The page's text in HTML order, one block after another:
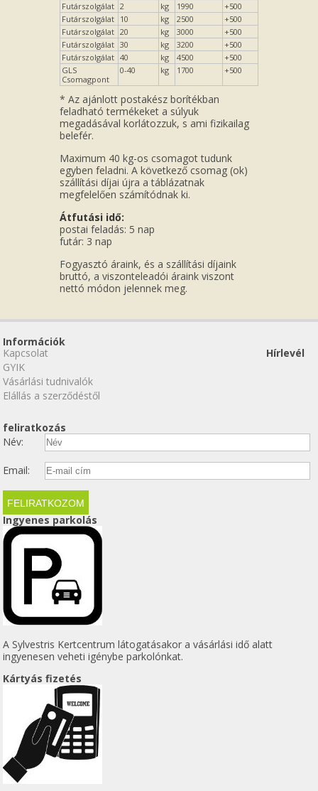
Futárszolgálat 2 kg 1990
+500
Futárszolgálat 10 kg 2500
+500
Futárszolgálat 20 kg 3000
+500
Futárszolgálat 30 kg 3200
+500
Futárszolgálat 40 kg 4500
+500
GLS
Csomagpont
0-40 kg 1700 +500
* Az ajánlott postakész borítékban
feladható termékeket a súlyuk
megadásával korlátozzuk, s ami fizikailag
belefér.
Maximum 40 kg-os csomagot tudunk
egyben feladni. A következő csomag (ok)
szállítási díjai újra a táblázatnak
megfelelően számítódnak ki.
Átfutási idő:
postai feladás: 5 nap
futár: 3 nap
Fogyasztó áraink, és a szállítási díjaink
bruttó, a viszonteleadói áraink viszont
nettó módon jelennek meg.
Információk
Kapcsolat
GYIK
Vásárlási tudnivalók
Elállás a szerződéstől
Hírlevél
feliratkozás
Név:
Email:
Ingyenes parkolás
A Sylvestris Kertcentrum látogatásakor a vásárlási idő alatt
ingyenesen veheti igénybe parkolónkat.
Kártyás fizetés